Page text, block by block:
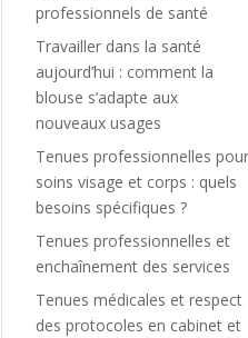
professionnels de santé
Travailler dans la santé
aujourd’hui : comment la
blouse s’adapte aux
nouveaux usages
Tenues professionnelles pour
soins visage et corps : quels
besoins spécifiques ?
Tenues professionnelles et
enchaînement des services
Tenues médicales et respect
des protocoles en cabinet et